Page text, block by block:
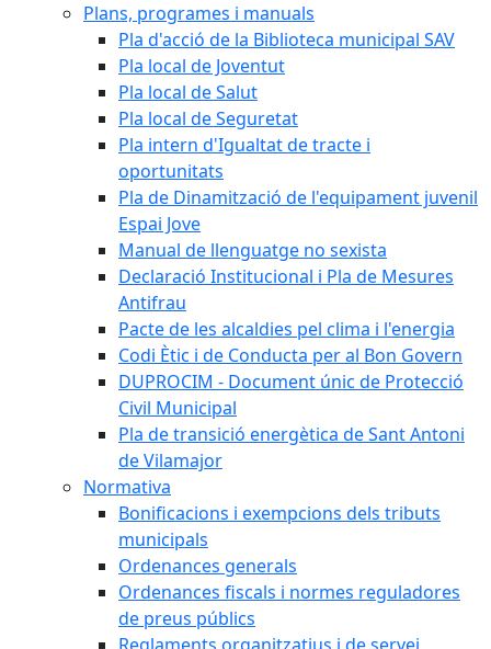
Plans, programes i manuals
Pla d'acció de la Biblioteca municipal SAV
Pla local de Joventut
Pla local de Salut
Pla local de Seguretat
Pla intern d'Igualtat de tracte i
oportunitats
Pla de Dinamització de l'equipament juvenil
Espai Jove
Manual de llenguatge no sexista
Declaració Institucional i Pla de Mesures
Antifrau
Pacte de les alcaldies pel clima i l'energia
Codi Ètic i de Conducta per al Bon Govern
DUPROCIM - Document únic de Protecció
Civil Municipal
Pla de transició energètica de Sant Antoni
de Vilamajor
Normativa
Bonificacions i exempcions dels tributs
municipals
Ordenances generals
Ordenances fiscals i normes reguladores
de preus públics